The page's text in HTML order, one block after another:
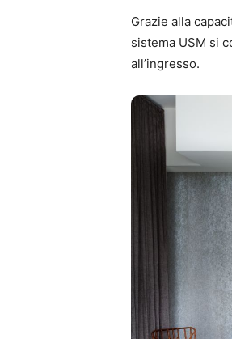
Grazie alla
sistema USM si
all’ingresso.